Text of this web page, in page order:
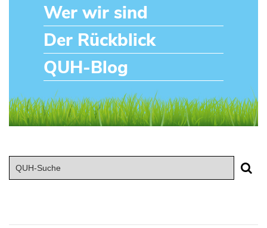
Wer wir sind
Der Rückblick
QUH-Blog